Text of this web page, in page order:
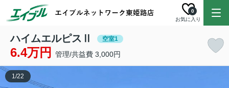
お気に入り
0
ハイムエルピスⅡ 空室1
6.4万円 管理/共益費 3,000円
1/22